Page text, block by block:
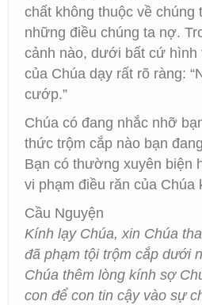
chất không thuộc về chúng
những điều chúng ta nợ.
cảnh nào, dưới bất cứ hình
của Chúa dạy rất rõ ràng:
cướp.”
Chúa có đang nhắc nhỡ
thức trộm cắp nào bạn
Bạn có thường xuyên biện
vi phạm điều răn của Chúa
Cầu Nguyện
Kính lạy Chúa, xin Chúa
đã phạm tội trộm cắp dưới
Chúa thêm lòng kính sợ
con để con tin cậy vào sự